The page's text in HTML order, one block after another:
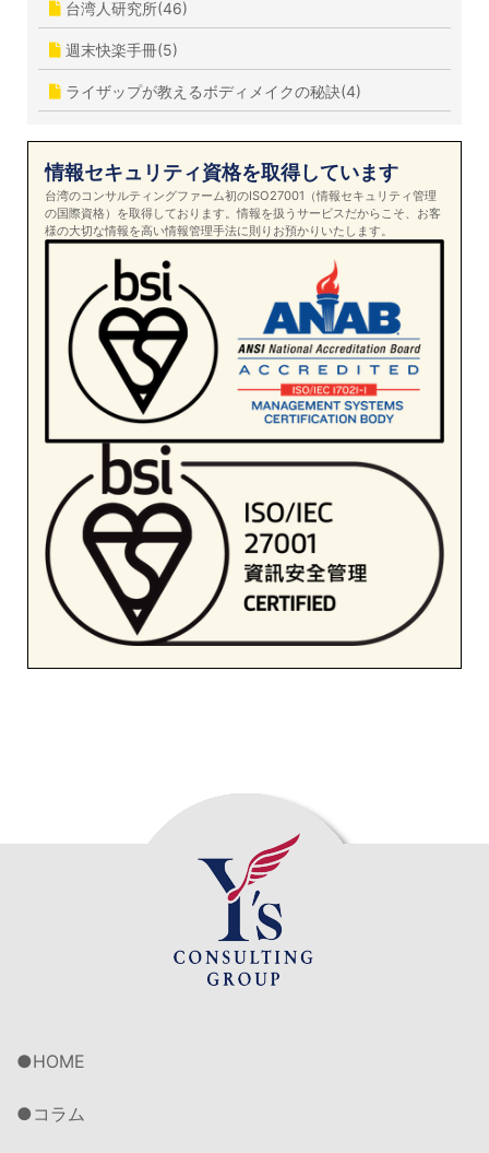
台湾人研究所(46)
週末快楽手冊(5)
ライザップが教えるボディメイクの秘訣(4)
情報セキュリティ資格を取得しています
台湾のコンサルティングファーム初のISO27001（情報セキュリティ管理
の国際資格）を取得しております。情報を扱うサービスだからこそ、お客
様の大切な情報を高い情報管理手法に則りお預かりいたします。
HOME
コラム